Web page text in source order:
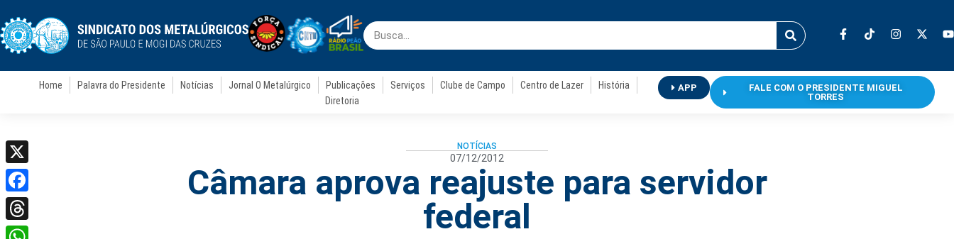
Home Palavra do Presidente Notícias Jornal O Metalúrgico Publicações Serviços Clube de Campo Centro de Lazer
História
Diretoria
APP
FALE COM O PRESIDENTE MIGUEL
TORRES
NOTÍCIAS
07/12/2012
Câmara aprova reajuste para servidor
federal
X
Facebook
Threads